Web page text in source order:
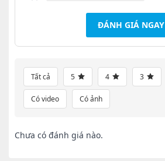
ĐÁNH GIÁ NGAY
Tất cả 5 4 3
Có video Có ảnh
Chưa có đánh giá nào.